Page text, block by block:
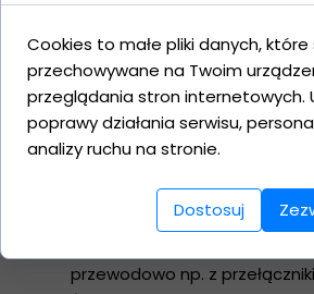
Czujnik pogodowy–
napędu elektrycznego z
pogodowym pozwoli na
użytkowanie markizy. Czujnik
niekorzystnych warunków
sam zamknie markizę. W
pomieszczeniu.
– napęd
przewodowo np. z
Cookies to małe pliki danych, które
przechowywane na Twoim
przeglądania stron internetowych.
poprawy działania serwisu,
analizy ruchu na stronie.
Dostosuj